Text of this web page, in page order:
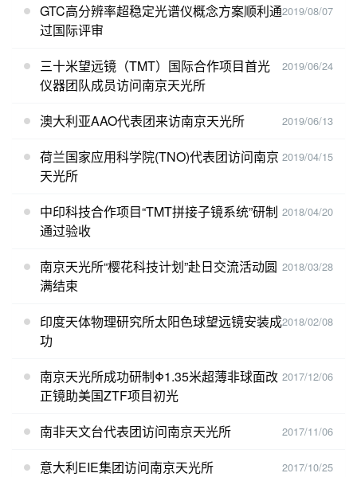
2019/08/07
GTC高分辨率超稳定光谱仪概念方案顺利通
过国际评审
2019/06/24
三十米望远镜（TMT）国际合作项目首光
仪器团队成员访问南京天光所
2019/06/13
澳大利亚AAO代表团来访南京天光所
2019/04/15
荷兰国家应用科学院(TNO)代表团访问南京
天光所
2018/04/20
中印科技合作项目“TMT拼接子镜系统”研制
通过验收
2018/03/28
南京天光所“樱花科技计划”赴日交流活动圆
满结束
2018/02/08
印度天体物理研究所太阳色球望远镜安装成
功
2017/12/06
南京天光所成功研制Φ1.35米超薄非球面改
正镜助美国ZTF项目初光
2017/11/06
南非天文台代表团访问南京天光所
2017/10/25
意大利EIE集团访问南京天光所